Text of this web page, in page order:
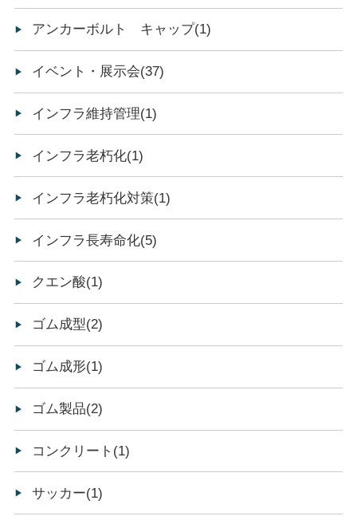
アンカーボルト キャップ(1)
イベント・展示会(37)
インフラ維持管理(1)
インフラ老朽化(1)
インフラ老朽化対策(1)
インフラ長寿命化(5)
クエン酸(1)
ゴム成型(2)
ゴム成形(1)
ゴム製品(2)
コンクリート(1)
サッカー(1)